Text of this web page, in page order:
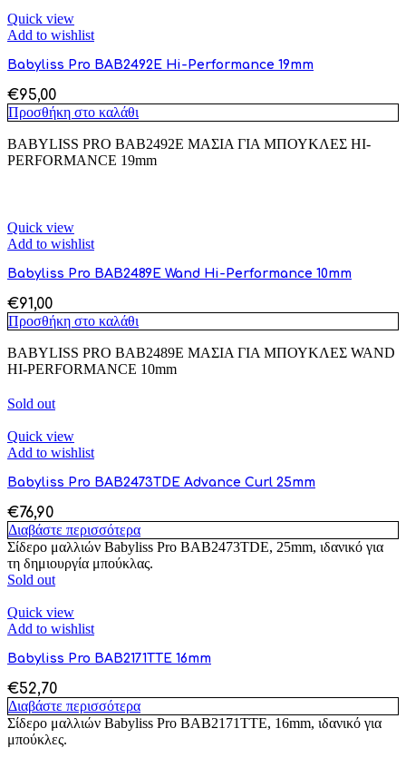
Quick view
Add to wishlist
Babyliss Pro ΒΑΒ2492Ε Hi-Performance 19mm
€95,00
Προσθήκη στο καλάθι
BABYLISS PRO ΒΑΒ2492Ε ΜΑΣΙΑ ΓΙΑ ΜΠΟΥΚΛΕΣ HI-
PERFORMANCE 19mm
Quick view
Add to wishlist
Babyliss Pro ΒΑΒ2489Ε Wand Hi-Performance 10mm
€91,00
Προσθήκη στο καλάθι
BABYLISS PRO ΒΑΒ2489Ε ΜΑΣΙΑ ΓΙΑ ΜΠΟΥΚΛΕΣ WAND
HI-PERFORMANCE 10mm
Sold out
Quick view
Add to wishlist
Babyliss Pro BAB2473TDE Advance Curl 25mm
€76,90
Διαβάστε περισσότερα
Σίδερο μαλλιών Babyliss Pro BAB2473TDE, 25mm, ιδανικό για
τη δημιουργία μπούκλας.
Sold out
Quick view
Add to wishlist
Babyliss Pro BAB2171TTE 16mm
€52,70
Διαβάστε περισσότερα
Σίδερο μαλλιών Babyliss Pro BAB2171TTE, 16mm, ιδανικό για
μπούκλες.